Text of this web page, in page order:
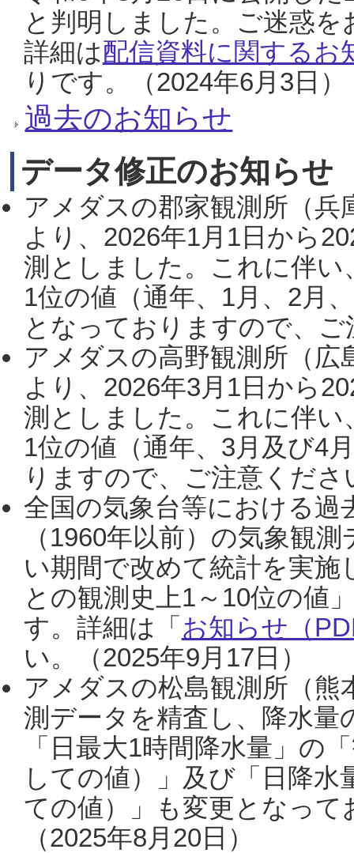
と判明しました。ご迷惑
詳細は配信資料に関するお
りです。（2024年6月3日）
過去のお知らせ
データ修正のお知らせ
アメダスの郡家観測所（
より、2026年1月1日から
測としました。これに伴い
1位の値（通年、1月、2月
となっておりますので、
アメダスの高野観測所（
より、2026年3月1日から
測としました。これに伴い
1位の値（通年、3月及び4
りますので、ご注意くだ
全国の気象台等における過
（1960年以前）の気象観
い期間で改めて統計を実
との観測史上1～10位の値
す。詳細は「 お知らせ（
い。（2025年9月17日）
アメダスの松島観測所（熊
測データを精査し、降水
「日最大1時間降水量」の
しての値）」及び「日降
ての値）」も変更となっ
（2025年8月20日）